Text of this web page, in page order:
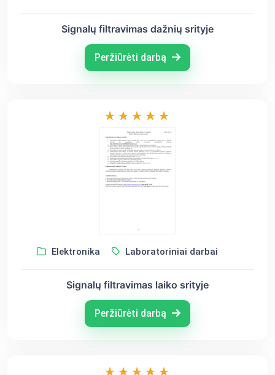
Signalų filtravimas dažnių srityje
Peržiūrėti darbą
Elektronika Laboratoriniai darbai
Signalų filtravimas laiko srityje
Peržiūrėti darbą